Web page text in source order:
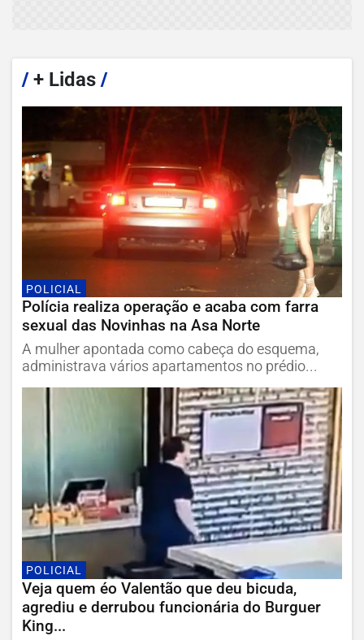
/+ Lidas /
POLICIAL
Polícia realiza operação e acaba com farra
sexual das Novinhas na Asa Norte
A mulher apontada como cabeça do esquema,
administrava vários apartamentos no prédio...
POLICIAL
Veja quem éo Valentão que deu bicuda,
agrediu e derrubou funcionária do Burguer
King...